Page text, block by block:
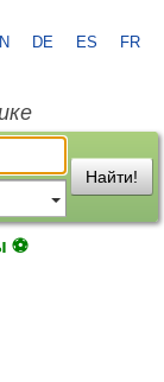
DE ES FR
Найти!
⚽